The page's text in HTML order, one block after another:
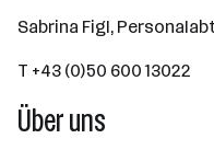
Sabrina Figl,
T +43 (0)50 600 13022
Über uns